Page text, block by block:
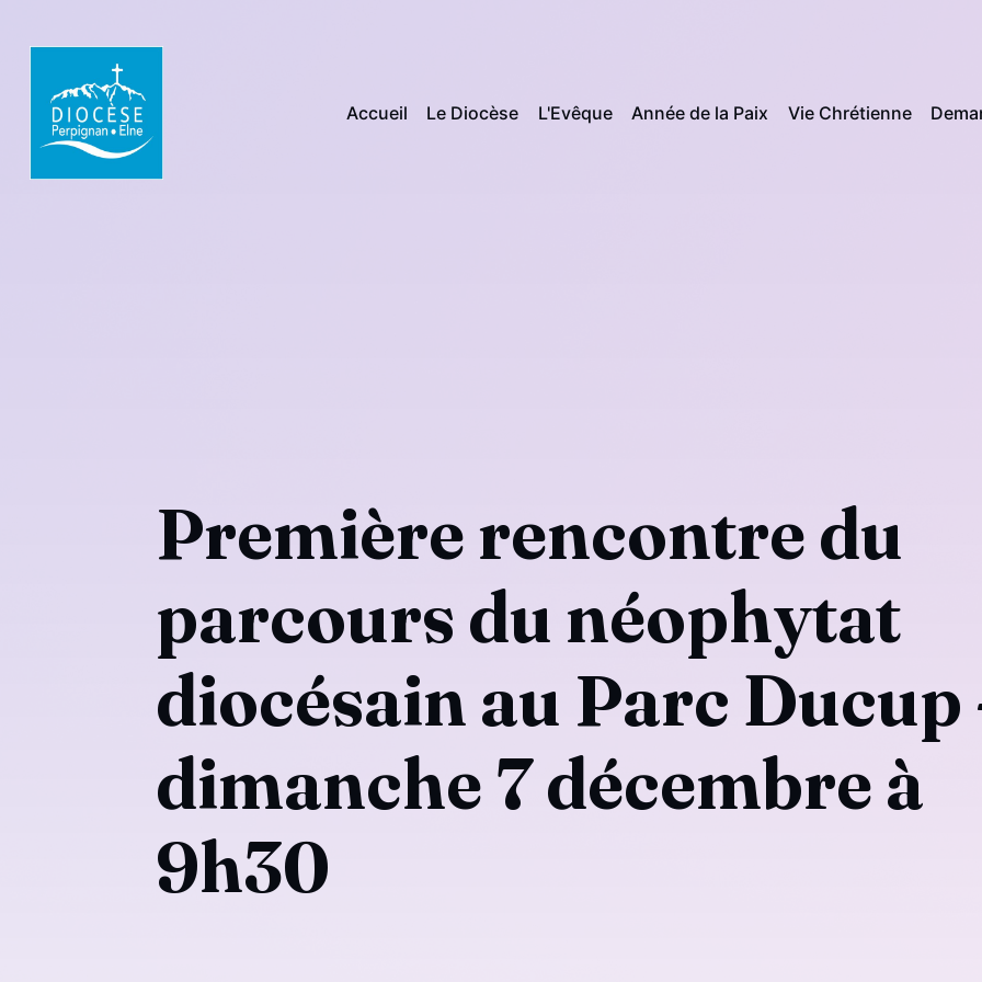
Accueil Le Diocèse L'Evêque Année de la Paix Vie Chrétienne
Première rencontre du
parcours du néophytat
diocésain au Parc Ducup
dimanche 7 décembre à
9h30